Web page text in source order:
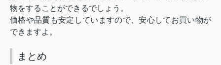
物をすることができるでしょう。
価格や品質も安定していますので、安心してお買い物が
できますよ。
まとめ